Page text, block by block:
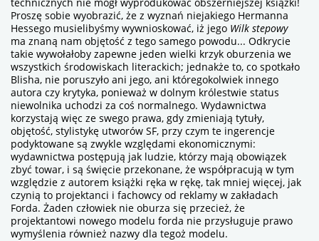
Proszę sobie wyobrazić, że z wyznań niejakiego Hermanna
Hessego musielibyśmy wywnioskować, iż jego Wilk stepowy
ma znaną nam objętość z tego samego powodu... Odkrycie
takie wywołałoby zapewne jeden wielki krzyk oburzenia we
wszystkich środowiskach literackich; jednakże to, co spotkało
Blisha, nie poruszyło ani jego, ani któregokolwiek innego
autora czy krytyka, ponieważ w dolnym królestwie status
niewolnika uchodzi za coś normalnego. Wydawnictwa
korzystają więc ze swego prawa, gdy zmieniają tytuły,
objętość, stylistykę utworów SF, przy czym te ingerencje
podyktowane są zwykle względami ekonomicznymi:
wydawnictwa postępują jak ludzie, którzy mają obowiązek
zbyć towar, i są święcie przekonane, że współpracują w tym
względzie z autorem książki ręka w rękę, tak mniej więcej, jak
czynią to projektanci i fachowcy od reklamy w zakładach
Forda. Żaden człowiek nie oburza się przecież, że
projektantowi nowego modelu forda nie przysługuje prawo
wymyślenia również nazwy dla tegoż modelu.